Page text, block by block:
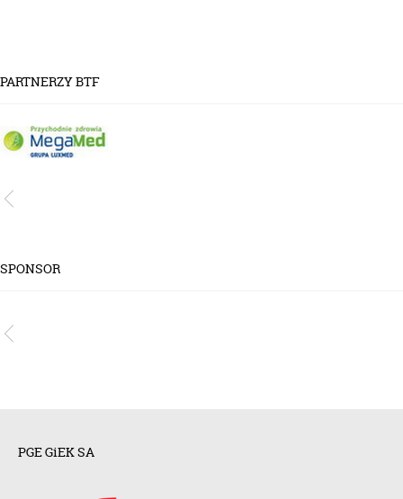
PARTNERZY BTF
SPONSOR
PGE GiEK SA